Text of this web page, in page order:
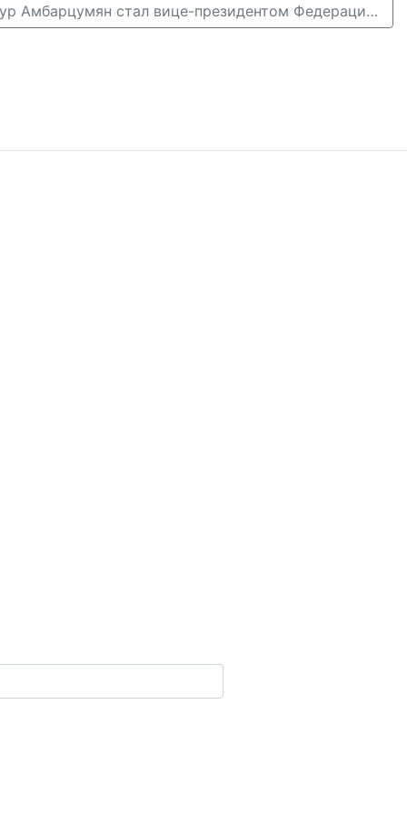
Нижегородец Артур Амбарцумян стал вице-президентом Федерации киберспорта РФ →